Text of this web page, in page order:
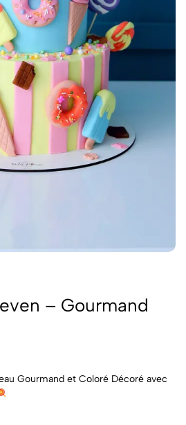
– Gourmand
Gourmand et Coloré Décoré avec